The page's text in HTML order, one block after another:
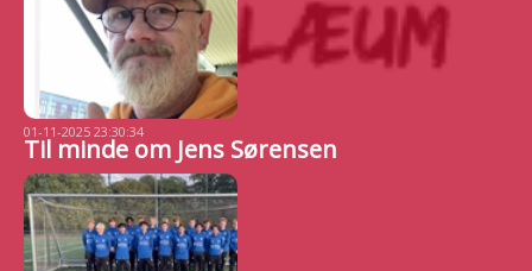
01-11-2025 23:30:34
Til minde om Jens Sørensen